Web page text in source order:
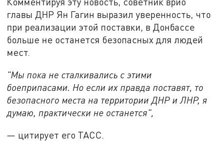
главы ДНР Ян Гагин выразил уверенность, что
при реализации этой поставки, в Донбассе
больше не останется безопасных для людей
мест.
"Мы пока не сталкивались с этими
боеприпасами. Но если их правда поставят, то
безопасного места на территории ДНР и ЛНР, я
думаю, практически не останется",
— цитирует его ТАСС.